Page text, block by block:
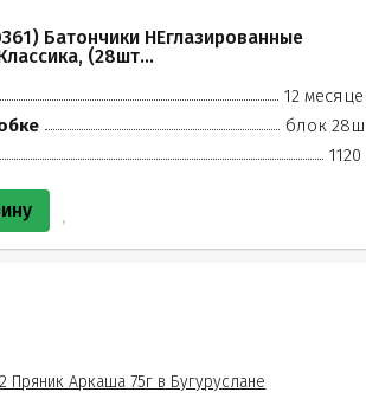
Батончики НЕглазированные
(28шт...
12
блок
1120